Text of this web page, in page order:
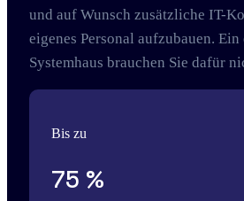
und auf Wunsch zusätzliche IT-
eigenes Personal aufzubauen. Ein
Systemhaus brauchen Sie dafür
Bis zu
75 %